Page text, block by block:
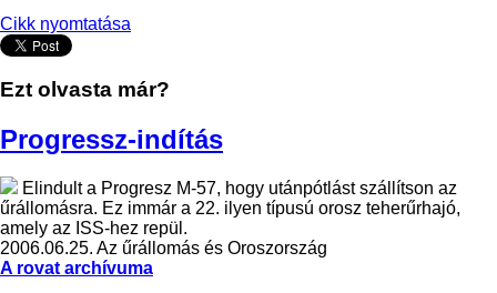
Cikk nyomtatása
Ezt olvasta már?
Progressz-indítás
Elindult a Progresz M-57, hogy utánpótlást szállítson az
űrállomásra. Ez immár a 22. ilyen típusú orosz teherűrhajó,
amely az ISS-hez repül.
2006.06.25. Az űrállomás és Oroszország
A rovat archívuma